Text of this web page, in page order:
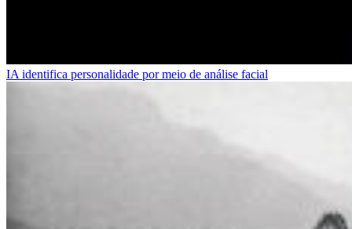
IA identifica personalidade por meio de análise facial